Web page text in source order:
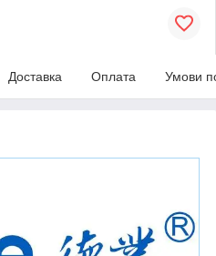
Доставка Оплата Умови